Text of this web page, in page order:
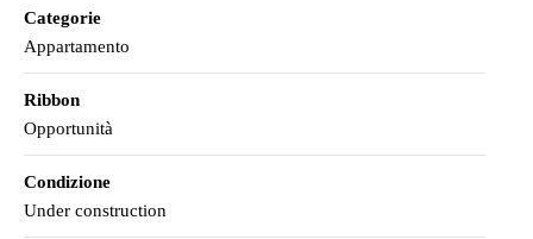
Categorie
Appartamento
Ribbon
Opportunità
Condizione
Under construction